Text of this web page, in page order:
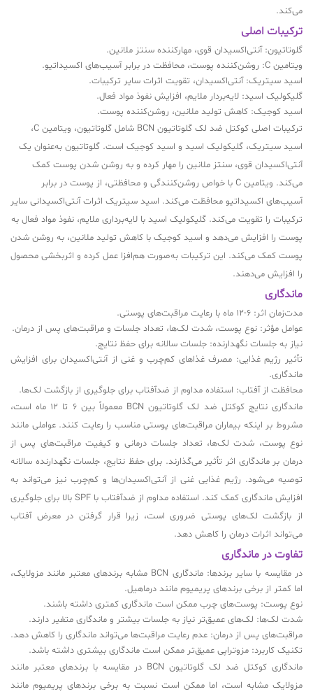
می‌کند.
ترکیبات اصلی
گلوتاتیون: آنتی‌اکسیدان قوی، مهارکننده سنتز ملانین.
ویتامین C: روشن‌کننده پوست، محافظت در برابر آسیب‌های اکسیداتیو.
اسید سیتریک: آنتی‌اکسیدان، تقویت اثرات سایر ترکیبات.
گلیکولیک اسید: لایه‌بردار ملایم، افزایش نفوذ مواد فعال.
اسید کوجیک: کاهش تولید ملانین، روشن‌کننده پوست.
ترکیبات اصلی کوکتل ضد لک گلوتاتیون BCN شامل گلوتاتیون، ویتامین C،
اسید سیتریک، گلیکولیک اسید و اسید کوجیک است. گلوتاتیون به‌عنوان یک
آنتی‌اکسیدان قوی، سنتز ملانین را مهار کرده و به روشن شدن پوست کمک
می‌کند. ویتامین C با خواص روشن‌کنندگی و محافظتی، از پوست در برابر
آسیب‌های اکسیداتیو محافظت می‌کند. اسید سیتریک اثرات آنتی‌اکسیدانی سایر
ترکیبات را تقویت می‌کند. گلیکولیک اسید با لایه‌برداری ملایم، نفوذ مواد فعال به
پوست را افزایش می‌دهد و اسید کوجیک با کاهش تولید ملانین، به روشن شدن
پوست کمک می‌کند. این ترکیبات به‌صورت هم‌افزا عمل کرده و اثربخشی محصول
را افزایش می‌دهند.
ماندگاری
مدت‌زمان اثر: 6-12 ماه با رعایت مراقبت‌های پوستی.
عوامل مؤثر: نوع پوست، شدت لک‌ها، تعداد جلسات و مراقبت‌های پس از درمان.
نیاز به جلسات نگهدارنده: جلسات سالانه برای حفظ نتایج.
تأثیر رژیم غذایی: مصرف غذاهای کم‌چرب و غنی از آنتی‌اکسیدان برای افزایش
ماندگاری.
محافظت از آفتاب: استفاده مداوم از ضدآفتاب برای جلوگیری از بازگشت لک‌ها.
ماندگاری نتایج کوکتل ضد لک گلوتاتیون BCN معمولاً بین 6 تا 12 ماه است،
مشروط بر اینکه بیماران مراقبت‌های پوستی مناسب را رعایت کنند. عواملی مانند
نوع پوست، شدت لک‌ها، تعداد جلسات درمانی و کیفیت مراقبت‌های پس از
درمان بر ماندگاری اثر تأثیر می‌گذارند. برای حفظ نتایج، جلسات نگهدارنده سالانه
توصیه می‌شود. رژیم غذایی غنی از آنتی‌اکسیدان‌ها و کم‌چرب نیز می‌تواند به
افزایش ماندگاری کمک کند. استفاده مداوم از ضدآفتاب با SPF بالا برای جلوگیری
از بازگشت لک‌های پوستی ضروری است، زیرا قرار گرفتن در معرض آفتاب
می‌تواند اثرات درمان را کاهش دهد.
تفاوت در ماندگاری
در مقایسه با سایر برندها: ماندگاری BCN مشابه برندهای معتبر مانند مزولایک،
اما کمتر از برخی برندهای پریمیوم مانند درماهیل.
نوع پوست: پوست‌های چرب ممکن است ماندگاری کمتری داشته باشند.
شدت لک‌ها: لک‌های عمیق‌تر نیاز به جلسات بیشتر و ماندگاری متغیر دارند.
مراقبت‌های پس از درمان: عدم رعایت مراقبت‌ها می‌تواند ماندگاری را کاهش دهد.
تکنیک کاربرد: مزوتراپی عمیق‌تر ممکن است ماندگاری بیشتری داشته باشد.
ماندگاری کوکتل ضد لک گلوتاتیون BCN در مقایسه با برندهای معتبر مانند
مزولایک مشابه است، اما ممکن است نسبت به برخی برندهای پریمیوم مانند